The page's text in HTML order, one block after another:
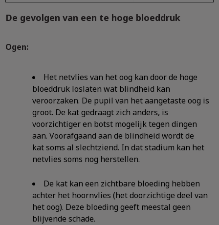
De gevolgen van een te hoge bloeddruk
Ogen:
Het netvlies van het oog kan door de hoge
bloeddruk loslaten wat blindheid kan
veroorzaken. De pupil van het aangetaste oog is
groot. De kat gedraagt zich anders, is
voorzichtiger en botst mogelijk tegen dingen
aan. Voorafgaand aan de blindheid wordt de
kat soms al slechtziend. In dat stadium kan het
netvlies soms nog herstellen.
De kat kan een zichtbare bloeding hebben
achter het hoornvlies (het doorzichtige deel van
het oog). Deze bloeding geeft meestal geen
blijvende schade.